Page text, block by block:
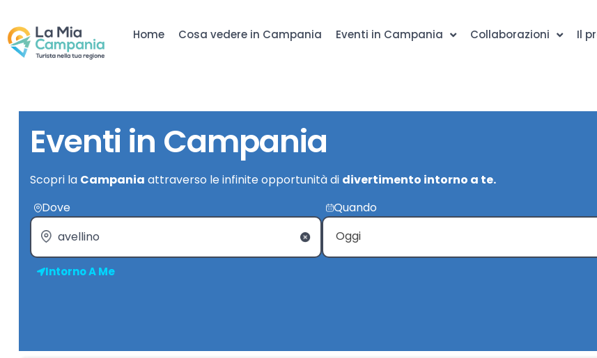
Home Cosa vedere in Campania Eventi in Campania Collaborazioni Il
Eventi in Campania
Scopri la Campania attraverso le infinite opportunità di divertimento intorno a te.
Dove
Intorno A Me
Quando
Oggi